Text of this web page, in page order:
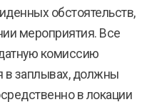
обстоятельств,
мероприятия. Все
комиссию
в заплывах, должны
в локации